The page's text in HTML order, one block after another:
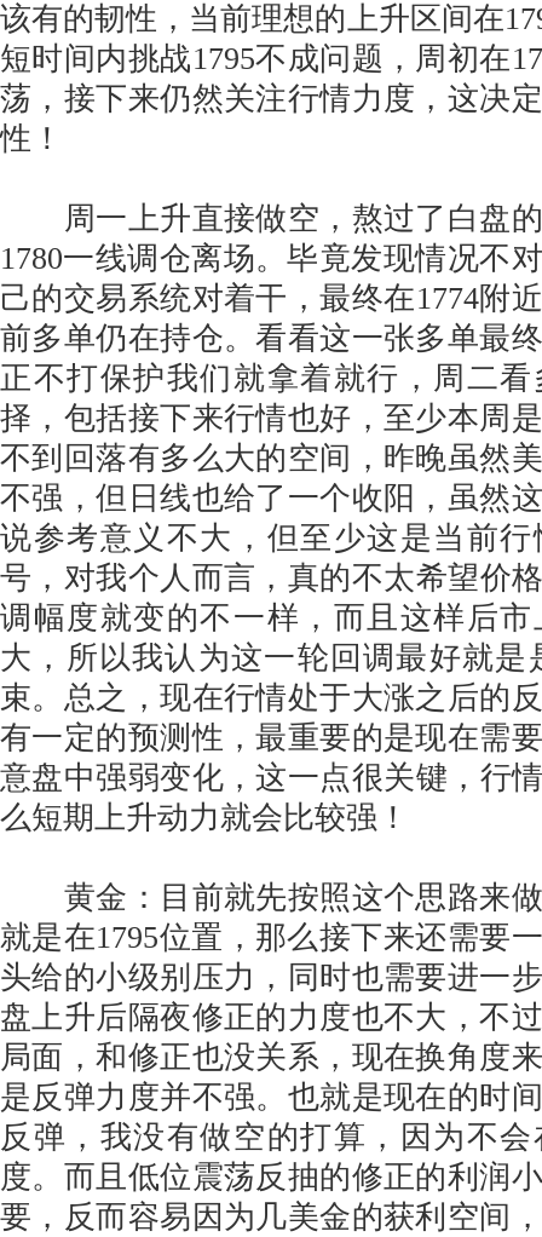
该有的韧性，当前理想的上升区间在
短时间内挑战1795不成问题，周初在
荡，接下来仍然关注行情力度，这决
性！
周一上升直接做空，熬过了白盘的
1780一线调仓离场。毕竟发现情况不
己的交易系统对着干，最终在1774附
前多单仍在持仓。看看这一张多单最
正不打保护我们就拿着就行，周二
择，包括接下来行情也好，至少本周
不到回落有多么大的空间，昨晚虽然
不强，但日线也给了一个收阳，虽然
说参考意义不大，但至少这是当前
号，对我个人而言，真的不太希望价
调幅度就变的不一样，而且这样后
大，所以我认为这一轮回调最好就是
束。总之，现在行情处于大涨之后的
有一定的预测性，最重要的是现在需
意盘中强弱变化，这一点很关键，行
么短期上升动力就会比较强！
黄金：目前就先按照这个思路来做
就是在1795位置，那么接下来还需要
头给的小级别压力，同时也需要进一
盘上升后隔夜修正的力度也不大，不
局面，和修正也没关系，现在换角度
是反弹力度并不强。也就是现在的时
反弹，我没有做空的打算，因为不
度。而且低位震荡反抽的修正的利润
要，反而容易因为几美金的获利空间